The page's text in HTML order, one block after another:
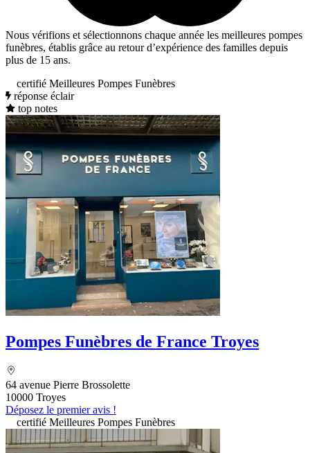
Nous vérifions et sélectionnons chaque année les meilleures pompes
funèbres, établis grâce au retour d’expérience des familles depuis
plus de 15 ans.
certifié Meilleures Pompes Funèbres
réponse éclair
top notes
Pompes Funèbres de France Troyes
64 avenue Pierre Brossolette
10000 Troyes
Déposez le premier avis !
certifié Meilleures Pompes Funèbres